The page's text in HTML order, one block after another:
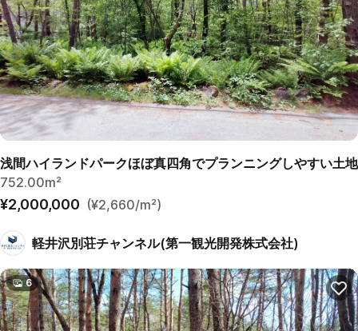
浅間ハイランドパークほぼ真四角でプランニングしやすい土地
752.00m²
¥2,000,000 (¥2,660/m²)
軽井沢別荘チャンネル(第一観光開発株式会社)
6